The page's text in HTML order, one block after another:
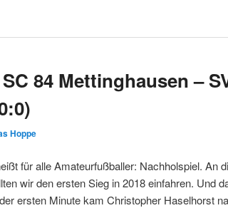
84 Mettinghausen –
Hoppe
für alle Amateurfußballer: Nachholspiel. An
wir den ersten Sieg in 2018 einfahren. Und
ersten Minute kam Christopher Haselhorst